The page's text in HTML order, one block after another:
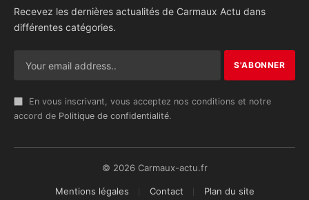
Recevez les dernières actualités de Carmaux Actu dans
différentes catégories.
En vous inscrivant, vous acceptez nos conditions et notre
accord de Politique de confidentialité.
© 2026 Carmaux-actu.fr
Mentions légales Contact Plan du site